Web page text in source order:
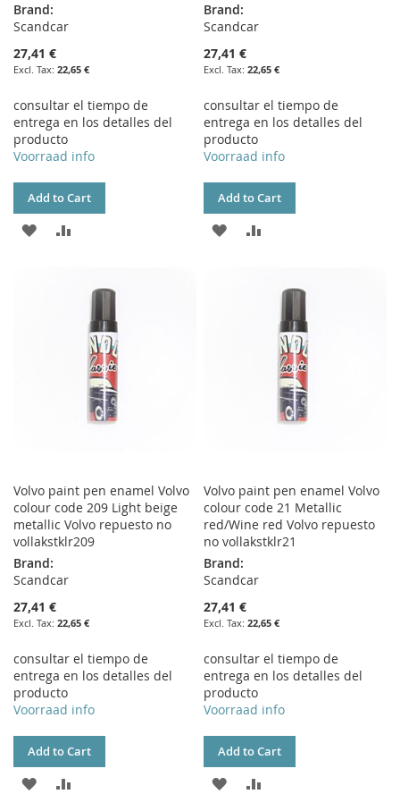
Brand:
Scandcar
27,41 €
22,65 €
consultar el tiempo de
entrega en los detalles del
producto
Voorraad info
Add to Cart
ADD
COMPARE
Brand:
Scandcar
27,41 €
22,65 €
consultar el tiempo de
entrega en los detalles del
producto
Voorraad info
Add to Cart
ADD
COMPARE
Volvo paint pen enamel Volvo
colour code 209 Light beige
metallic Volvo repuesto no
vollakstklr209
Brand:
Scandcar
27,41 €
22,65 €
consultar el tiempo de
entrega en los detalles del
producto
Voorraad info
Add to Cart
ADD
Volvo paint pen enamel Volvo
colour code 21 Metallic
red/Wine red Volvo repuesto
no vollakstklr21
Brand:
Scandcar
27,41 €
22,65 €
consultar el tiempo de
entrega en los detalles del
producto
Voorraad info
Add to Cart
ADD